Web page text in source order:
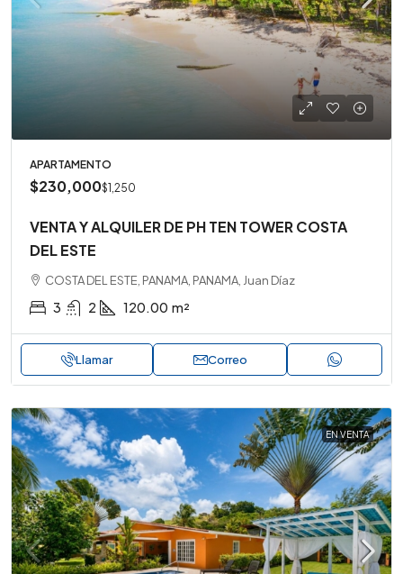
APARTAMENTO
$230,000$1,250
VENTA Y ALQUILER DE PH TEN TOWER COSTA
DEL ESTE
COSTA DEL ESTE, PANAMA, PANAMA, Juan Díaz
3 2 120.00 m²
Llamar Correo
EN VENTA